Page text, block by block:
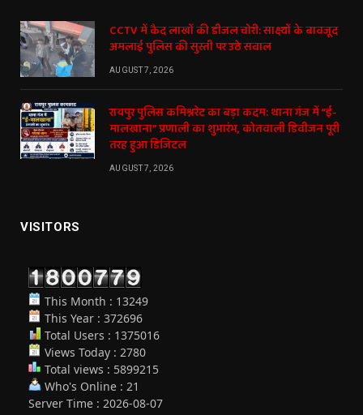
CCTV में कैद लाखों की डीजल चोरी: साक्ष्यों के बावजूद
अमलाई पुलिस की सुस्ती पर उठे सवाल
AUGUST 7, 2026
रायपुर पुलिस कमिश्नरेट का बड़ा कदम: थाना गंज में “ई-
मालखाना” प्रणाली का शुभारंभ, कोतवाली डिवीजन पूरी
तरह हुआ डिजिटल
AUGUST 7, 2026
VISITORS
This Month : 13249
This Year : 372696
Total Users : 1375016
Views Today : 2780
Total views : 5899215
Who's Online : 21
Server Time : 2026-08-07